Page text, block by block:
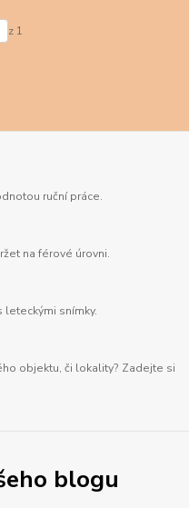
z 1
ruční práce.
na férové úrovni.
snímky.
objektu, či lokality? Zadejte si
blogu